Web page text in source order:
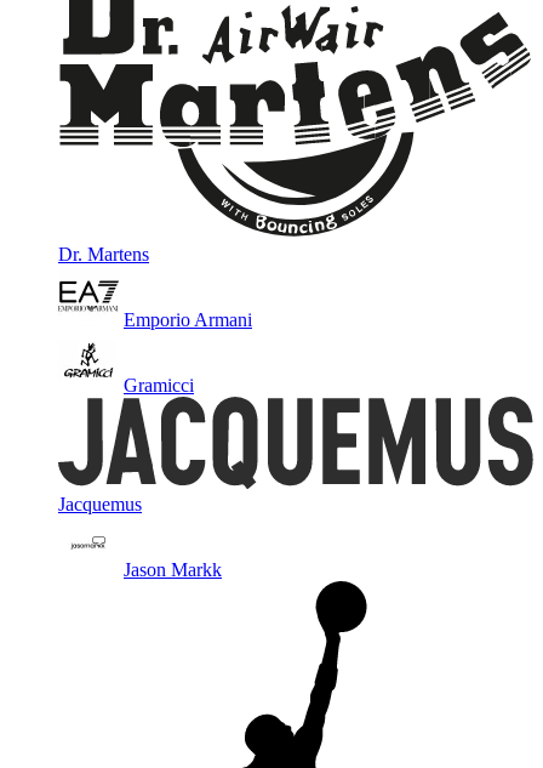
Dr. Martens
Emporio Armani
Gramicci
Jacquemus
Jason Markk